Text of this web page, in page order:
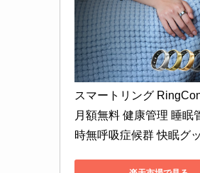
スマートリング
月額無料 健康管理 睡眠
時無呼吸症候群 快眠グ